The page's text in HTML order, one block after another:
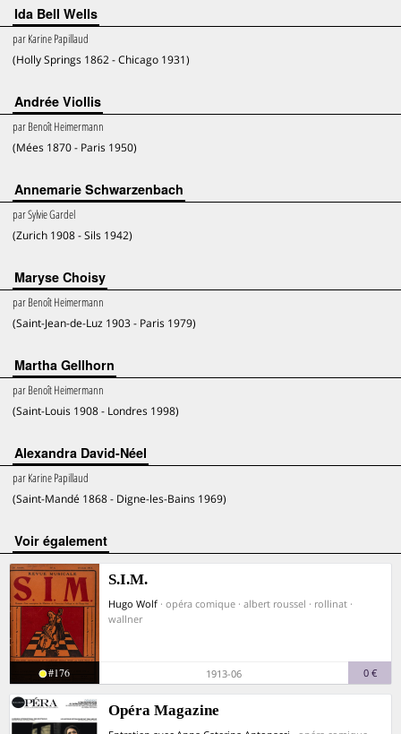
Ida Bell Wells
parKarine Papillaud
(Holly Springs 1862 - Chicago 1931)
Andrée Viollis
parBenoît Heimermann
(Mées 1870 - Paris 1950)
Annemarie Schwarzenbach
parSylvie Gardel
(Zurich 1908 - Sils 1942)
Maryse Choisy
parBenoît Heimermann
(Saint-Jean-de-Luz 1903 - Paris 1979)
Martha Gellhorn
parBenoît Heimermann
(Saint-Louis 1908 - Londres 1998)
Alexandra David-Néel
parKarine Papillaud
(Saint-Mandé 1868 - Digne-les-Bains 1969)
voir également
S.I.M.
Hugo Wolf · opéra comique · albert roussel · rollinat ·
wallner
#176 1913-06 0 €
Opéra Magazine